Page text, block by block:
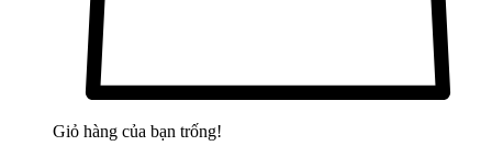
Giỏ hàng của bạn trống!